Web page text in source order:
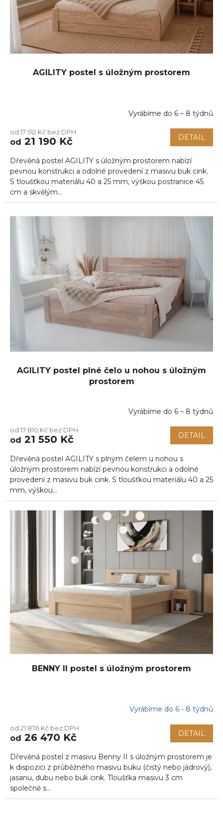
AGILITY postel s úložným prostorem
produktu
je
z
5
hvězdiček.
Vyrábíme do 6 – 8 týdnů
od 17 512 Kč bez DPH
od 21 190 Kč DETAIL
Dřevěná postel AGILITY s úložným prostorem nabízí
pevnou konstrukci a odolné provedení z masivu buk cink.
S tloušťkou materiálu 40 a 25 mm, výškou postranice 45
cm a skvělým...
AGILITY postel plné čelo u nohou s úložným
prostorem
produktu
je
z
5
hvězdiček.
Vyrábíme do 6 – 8 týdnů
od 17 810 Kč bez DPH
od 21 550 Kč DETAIL
Dřevěná postel AGILITY s plným čelem u nohou s
úložným prostorem nabízí pevnou konstrukci a odolné
provedení z masivu buk cink. S tloušťkou materiálu 40 a 25
mm, výškou...
BENNY II postel s úložným prostorem
Vyrábíme do 6 - 8 týdnů
od 21 876 Kč bez DPH
od 26 470 Kč DETAIL
Dřevěná postel z masivu Benny II s úložným prostorem je
k dispozici z průběžného masivu buku (čistý nebo jádrový),
jasanu, dubu nebo buk cink. Tloušťka masivu 3 cm
společně s...